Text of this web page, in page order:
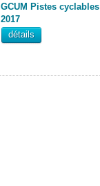
GCUM Pistes cyclables
2017
détails